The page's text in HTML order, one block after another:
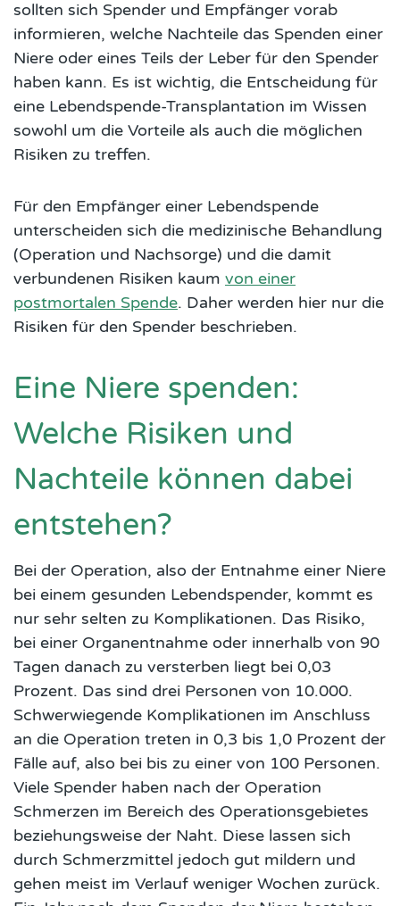
sollten sich Spender und Empfänger vorab
informieren, welche Nachteile das Spenden einer
Niere oder eines Teils der Leber für den Spender
haben kann. Es ist wichtig, die Entscheidung für
eine Lebendspende-Transplantation im Wissen
sowohl um die Vorteile als auch die möglichen
Risiken zu treffen.
Für den Empfänger einer Lebendspende
unterscheiden sich die medizinische Behandlung
(Operation und Nachsorge) und die damit
verbundenen Risiken kaum von einer
postmortalen Spende. Daher werden hier nur die
Risiken für den Spender beschrieben.
Eine Niere spenden:
Welche Risiken und
Nachteile können dabei
entstehen?
Bei der Operation, also der Entnahme einer Niere
bei einem gesunden Lebendspender, kommt es
nur sehr selten zu Komplikationen. Das Risiko,
bei einer Organentnahme oder innerhalb von 90
Tagen danach zu versterben liegt bei 0,03
Prozent. Das sind drei Personen von 10.000.
Schwerwiegende Komplikationen im Anschluss
an die Operation treten in 0,3 bis 1,0 Prozent der
Fälle auf, also bei bis zu einer von 100 Personen.
Viele Spender haben nach der Operation
Schmerzen im Bereich des Operationsgebietes
beziehungsweise der Naht. Diese lassen sich
durch Schmerzmittel jedoch gut mildern und
gehen meist im Verlauf weniger Wochen zurück.